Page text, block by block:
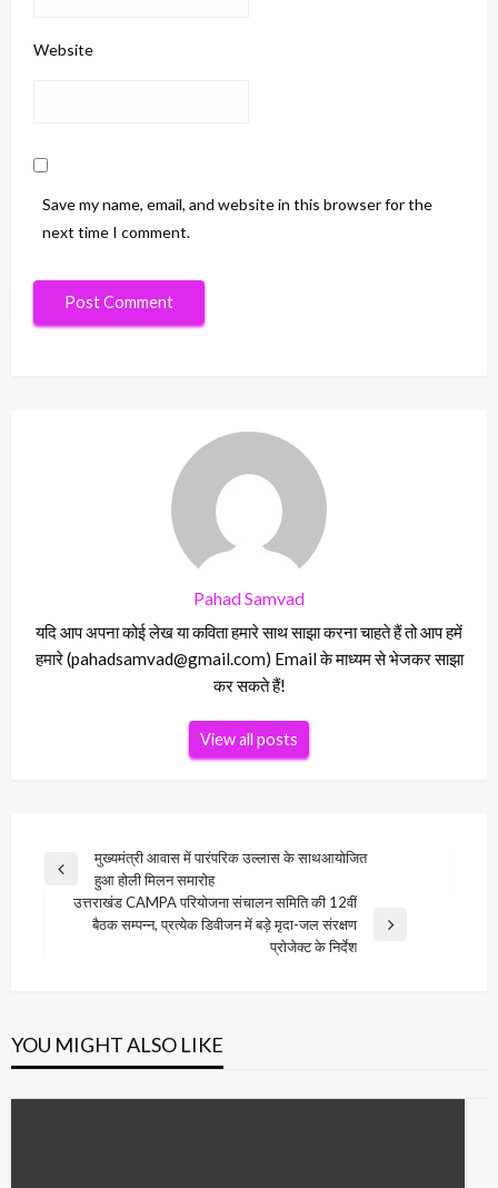
Website
Save my name, email, and website in this browser for the
next time I comment.
Pahad Samvad
यदि आप अपना कोई लेख या कविता हमारे साथ साझा करना चाहते हैं तो आप हमें
हमारे (pahadsamvad@gmail.com) Email के माध्यम से भेजकर साझा
कर सकते हैं!
View all posts
Post
navigation
Previous
Post
मुख्यमंत्री आवास में पारंपरिक उल्लास के साथआयोजित
हुआ होली मिलन समारोह
Next
उत्तराखंड CAMPA परियोजना संचालन समिति की 12वीं
बैठक सम्पन्न, प्रत्येक डिवीजन में बड़े मृदा-जल संरक्षण
प्रोजेक्ट के निर्देश
YOU MIGHT ALSO LIKE